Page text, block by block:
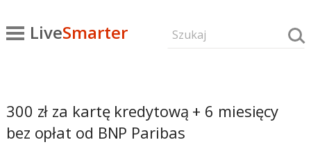
LiveSmarter
300 zł za kartę kredytową + 6 miesięcy
bez opłat od BNP Paribas